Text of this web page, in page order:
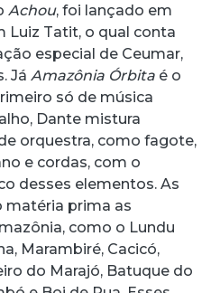
Achou, foi lançado em
Luiz Tatit, o qual conta
especial de Ceumar,
Já Amazônia Órbita é o
só de música
Dante mistura
orquestra, como fagote,
e cordas, com o
desses elementos. As
prima as
como o Lundu
Marambiré, Cacicó,
do Marajó, Batuque do